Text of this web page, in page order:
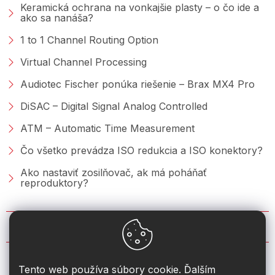
Tento web používa súbory cookie. Ďalším
Keramická ochrana na vonkajšie plasty – o čo ide a
ako sa nanáša?
1 to 1 Channel Routing Option
Virtual Channel Processing
Audiotec Fischer ponúka riešenie – Brax MX4 Pro
DiSAC – Digital Signal Analog Controlled
ATM – Automatic Time Measurement
Čo všetko prevádza ISO redukcia a ISO konektory?
Ako nastaviť zosilňovač, ak má poháňať
reproduktory?
KONTAKT
info@2din.sk